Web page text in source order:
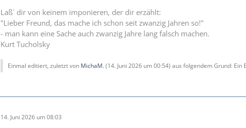
Laß` dir von keinem imponieren, der dir erzählt:
"Lieber Freund, das mache ich schon seit zwanzig Jahren so!"
- man kann eine Sache auch zwanzig Jahre lang falsch machen.
Kurt Tucholsky
Einmal editiert, zuletzt von MichaM.(14. Juni 2026 um 00:54) aus folgendem Grund:
14. Juni 2026 um 08:03